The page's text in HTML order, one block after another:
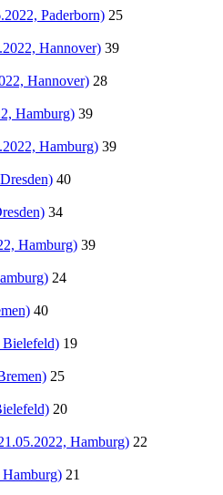
Paderborn) 25
Hannover) 39
Hannover) 28
Hamburg) 39
Hamburg) 39
40
34
Hamburg) 39
24
40
Bielefeld) 19
25
20
Hamburg) 22
Hamburg) 21